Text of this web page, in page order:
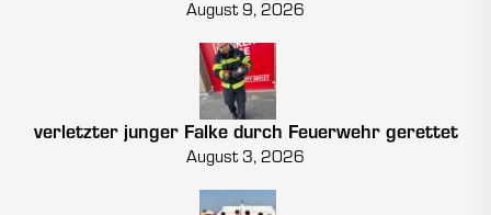
August 9, 2026
verletzter junger Falke durch Feuerwehr gerettet
August 3, 2026